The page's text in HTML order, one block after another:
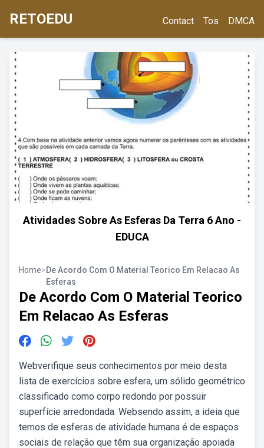
RETOEDU Contact Tos DMCA
Atividades Sobre As Esferas Da Terra 6 Ano -
EDUCA
Home>De Acordo Com O Material Teorico Em Relacao As
Esferas
De Acordo Com O Material Teorico
Em Relacao As Esferas
Webverifique seus conhecimentos por meio desta
lista de exercícios sobre esfera, um sólido geométrico
classificado como corpo redondo por possuir
superfície arredondada. Websendo assim, a ideia que
temos de esferas de atividade humana é de espaços
sociais de relação que têm sua organização apoiada